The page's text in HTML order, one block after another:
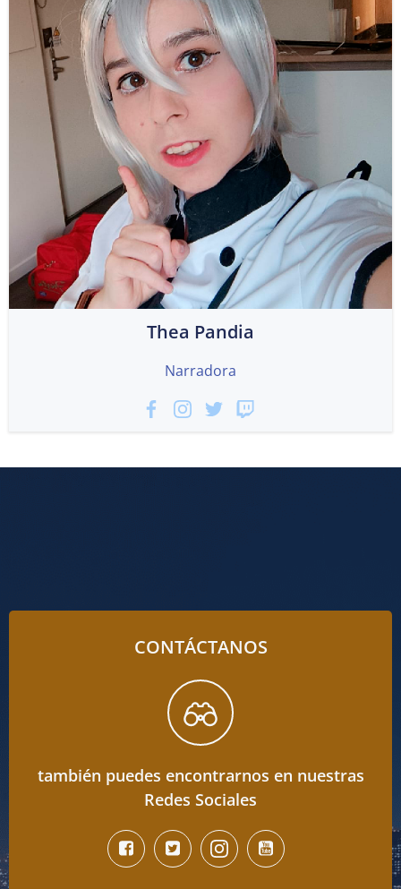
Thea Pandia
Narradora
CONTÁCTANOS
también puedes encontrarnos en nuestras
Redes Sociales